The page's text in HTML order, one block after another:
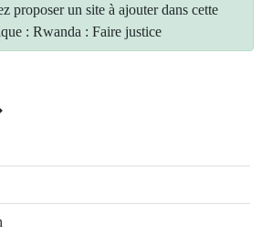
proposer un site à ajouter dans cette
: Rwanda : Faire justice